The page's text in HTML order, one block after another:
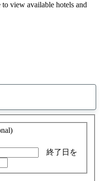
view available hotels and
終了日を